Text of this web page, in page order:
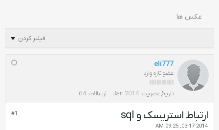
عکس ها
فیلتر کردن
eli777
عضو تازه وارد
تاریخ عضویت: Jan 2014 ارسالات: 64
#1 ارتباط استریسک و sql
03-17-2014, 09:25 AM